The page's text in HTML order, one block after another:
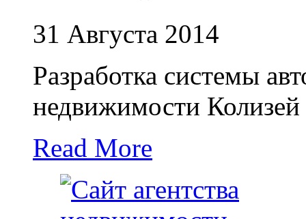
31 Августа 2014
Разработка системы
недвижимости Колизей
Read More